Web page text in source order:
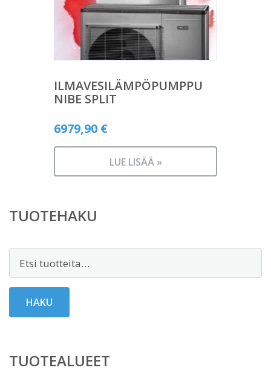
ILMAVESILÄMPÖPUMPPU
NIBE SPLIT
6979,90 €
LUE LISÄÄ »
TUOTEHAKU
HAKU
TUOTEALUEET